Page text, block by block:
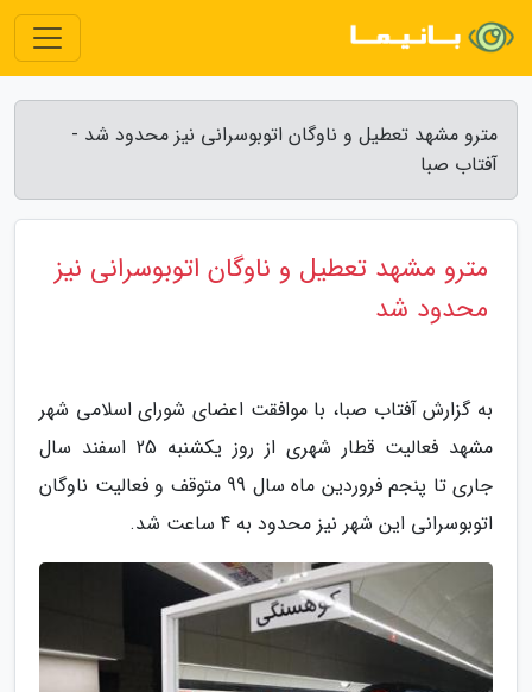
مترو مشهد تعطیل و ناوگان اتوبوسرانی نیز محدود شد -
آفتاب صبا
مترو مشهد تعطیل و ناوگان اتوبوسرانی نیز
محدود شد
به گزارش آفتاب صبا، با موافقت اعضای شورای اسلامی شهر
مشهد فعالیت قطار شهری از روز یکشنبه 25 اسفند سال
جاری تا پنجم فروردین ماه سال 99 متوقف و فعالیت ناوگان
اتوبوسرانی این شهر نیز محدود به 4 ساعت شد.